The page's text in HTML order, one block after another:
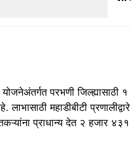
योजनेअंतर्गत परभणी जिल्ह्यासाठी
लाभासाठी महाडीबीटी
प्राधान्य देत २ हजार